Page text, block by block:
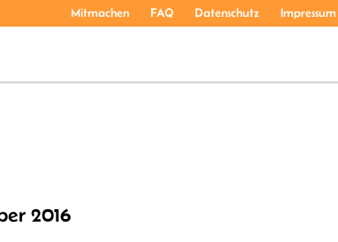
Mitmachen FAQ Datenschutz Impressum
2016